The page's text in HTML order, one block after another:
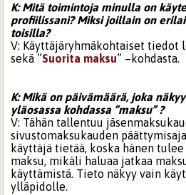
K: Mitä toimintoja minulla on
profiilissani? Miksi joillain on
toisilla?
V: Käyttäjäryhmäkohtaiset tiedot
sekä ”Suorita maksu” –kohdasta.
K: Mikä on päivämäärä, joka
yläosassa kohdassa ”maksu” ?
V: Tähän tallentuu
sivustomaksukauden
käyttäjä tietää, koska hänen
maksu, mikäli haluaa jatkaa
käyttämistä. Tieto näkyy vain
ylläpidolle.